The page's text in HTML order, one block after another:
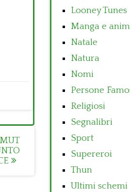
Looney Tunes
Manga e
Natale
Natura
Nomi
Persone
Religiosi
Segnalibri
Sport
Supereroi
Thun
Ultimi schemi